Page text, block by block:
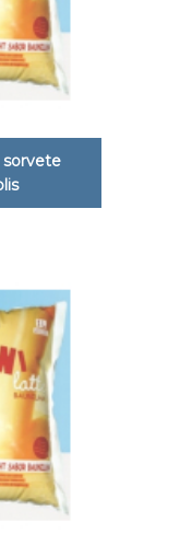
sorvete